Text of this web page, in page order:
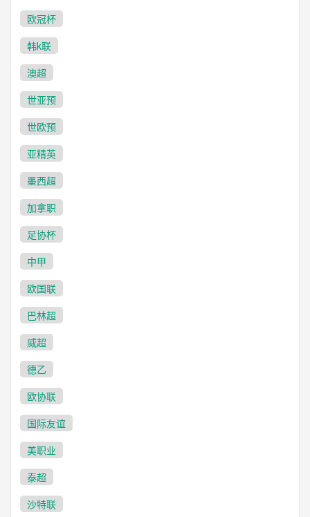
欧冠杯
韩k联
澳超
世亚预
世欧预
亚精英
墨西超
加拿职
足协杯
中甲
欧国联
巴林超
威超
德乙
欧协联
国际友谊
美职业
泰超
沙特联